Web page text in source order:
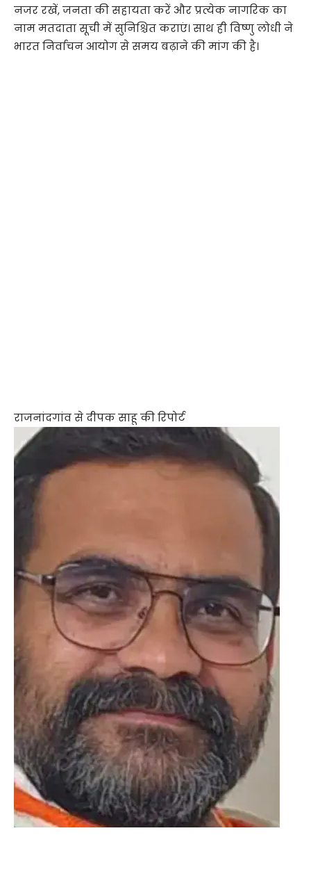
नजर रखें, जनता की सहायता करें और प्रत्येक नागरिक का
नाम मतदाता सूची में सुनिश्चित कराएं। साथ ही विष्णु लोधी ने
भारत निर्वाचन आयोग से समय बढ़ाने की मांग की है।
राजनांदगांव से दीपक साहू की रिपोर्ट